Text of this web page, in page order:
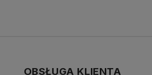
OBSŁUGA KLIENTA